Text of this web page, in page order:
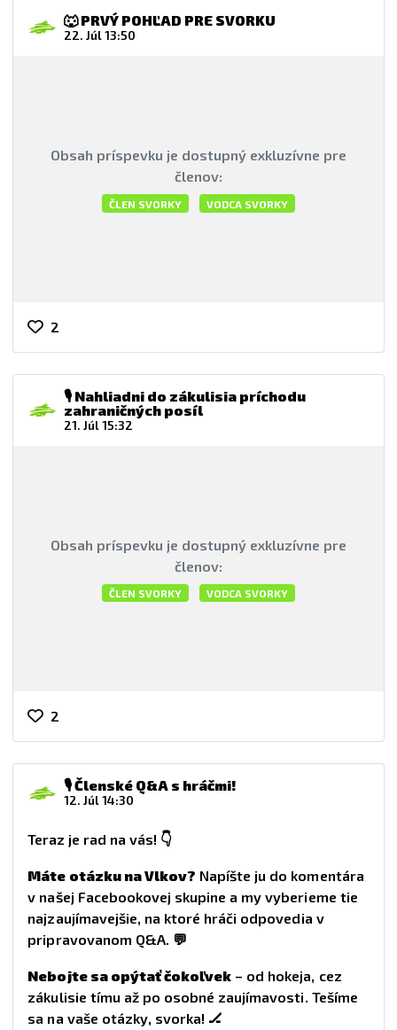
🐺 PRVÝ POHĽAD PRE SVORKU
22. Júl 13:50
Obsah príspevku je dostupný exkluzívne pre
členov:
ČLEN SVORKY VODCA SVORKY
2
🎙️ Nahliadni do zákulisia príchodu
zahraničných posíl
21. Júl 15:32
Obsah príspevku je dostupný exkluzívne pre
členov:
ČLEN SVORKY VODCA SVORKY
2
🎙️ Členské Q&A s hráčmi!
12. Júl 14:30
Teraz je rad na vás! 👇
Máte otázku na Vlkov? Napíšte ju do komentára
v našej Facebookovej skupine a my vyberieme tie
najzaujímavejšie, na ktoré hráči odpovedia v
pripravovanom Q&A. 💬
Nebojte sa opýtať čokoľvek – od hokeja, cez
zákulisie tímu až po osobné zaujímavosti. Tešíme
sa na vaše otázky, svorka! 🏒